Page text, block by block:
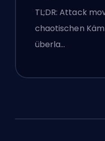
TL;DR: Attack
chaotischen
überla…